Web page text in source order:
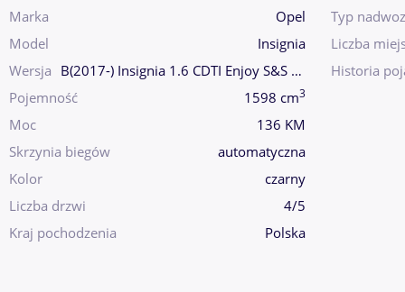
Marka
Opel
Model
Insignia
Wersja
B(2017-) Insignia 1.6 CDTI Enjoy S&S Eco
Pojemność
1598 cm3
Moc
136 KM
Skrzynia biegów
automatyczna
Kolor
czarny
Liczba drzwi
4/5
Kraj pochodzenia
Polska
Typ
Liczba
Historia